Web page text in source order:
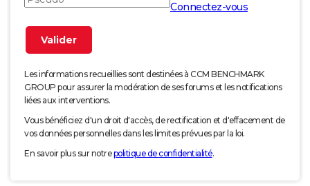
Connectez-vous
Les informations recueillies sont destinées à CCM BENCHMARK
GROUP pour assurer la modération de ses forums et les notifications
liées aux interventions.
Vous bénéficiez d'un droit d'accès, de rectification et d'effacement de
vos données personnelles dans les limites prévues par la loi.
En savoir plus sur notrepolitique de confidentialité.